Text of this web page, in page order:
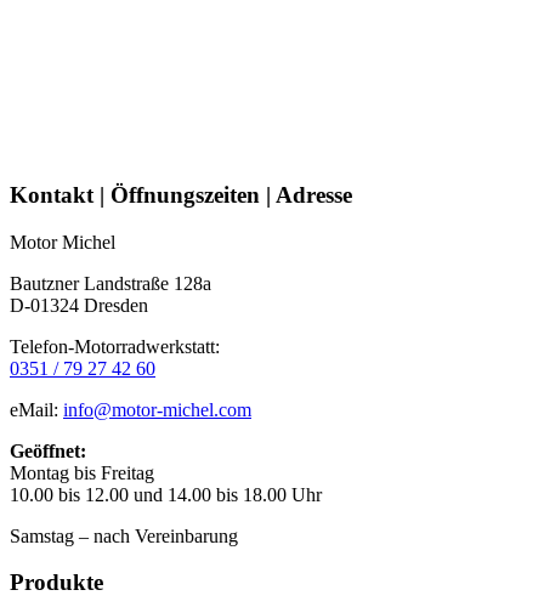
Seitenleiste
Kontakt | Öffnungszeiten | Adresse
Motor Michel
Bautzner Landstraße 128a
D-01324 Dresden
Telefon-Motorradwerkstatt:
0351 / 79 27 42 60
eMail: info@motor-michel.com
Geöffnet:
Montag bis Freitag
10.00 bis 12.00 und 14.00 bis 18.00 Uhr
Samstag – nach Vereinbarung
Produkte